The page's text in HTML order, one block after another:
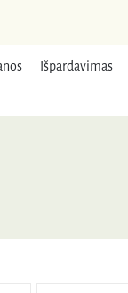
Išpardavimas